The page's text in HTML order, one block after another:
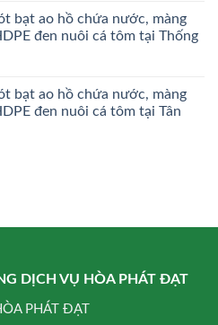
bạt ao hồ chứa nước, màng
đen nuôi cá tôm tại Thống
bạt ao hồ chứa nước, màng
đen nuôi cá tôm tại Tân
DỊCH VỤ HÒA PHÁT ĐẠT
PHÁT ĐẠT